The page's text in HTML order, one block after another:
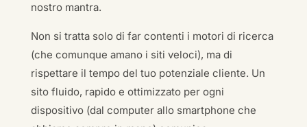
nostro mantra.
Non si tratta solo di far contenti i motori di ricerca
(che comunque amano i siti veloci), ma di
rispettare il tempo del tuo potenziale cliente. Un
sito fluido, rapido e ottimizzato per ogni
dispositivo (dal computer allo smartphone che